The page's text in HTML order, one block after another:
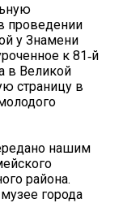
проведении
у Знамени
к 81‑й
в Великой
страницу в
нашим
района.
города